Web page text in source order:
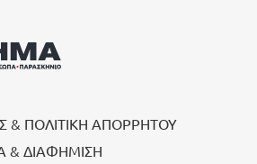
& ΠΟΛΙΤΙΚΗ ΑΠΟΡΡΗΤΟΥ
& ΔΙΑΦΗΜΙΣΗ